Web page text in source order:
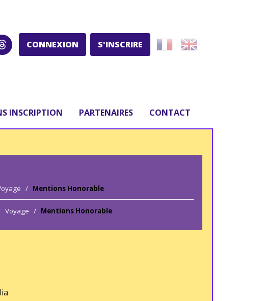
CONNEXION S'INSCRIRE
INSCRIPTION PARTENAIRES CONTACT
/ Mentions Honorable
Voyage / Mentions Honorable